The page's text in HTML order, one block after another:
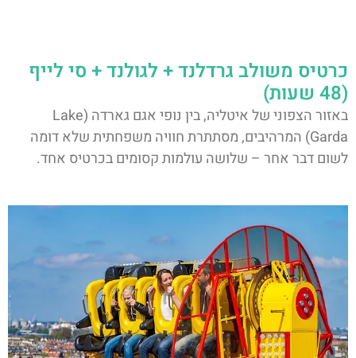
כרטיס משולב גרדלנד + לגולנד + סי לייף
(48 שעות)
באזור הצפוני של איטליה, בין נופי אגם גארדה (Lake
Garda) המרהיבים, מסתתרת חוויה משפחתית שלא דומה
לשום דבר אחר – שלושה עולמות קסומים בכרטיס אחד.